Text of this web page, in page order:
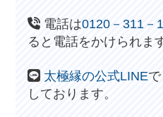
電話は0120－311－
ると電話をかけられま
太極縁の公式LINE
しております。